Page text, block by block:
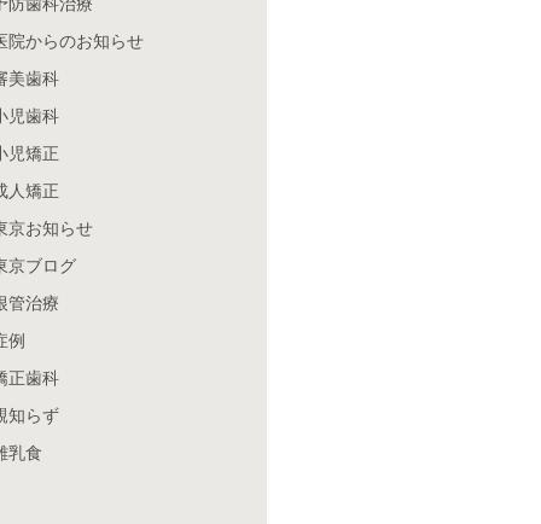
院からのお知らせ
美歯科
児歯科
児矯正
人矯正
京お知らせ
京ブログ
管治療
例
正歯科
知らず
乳食